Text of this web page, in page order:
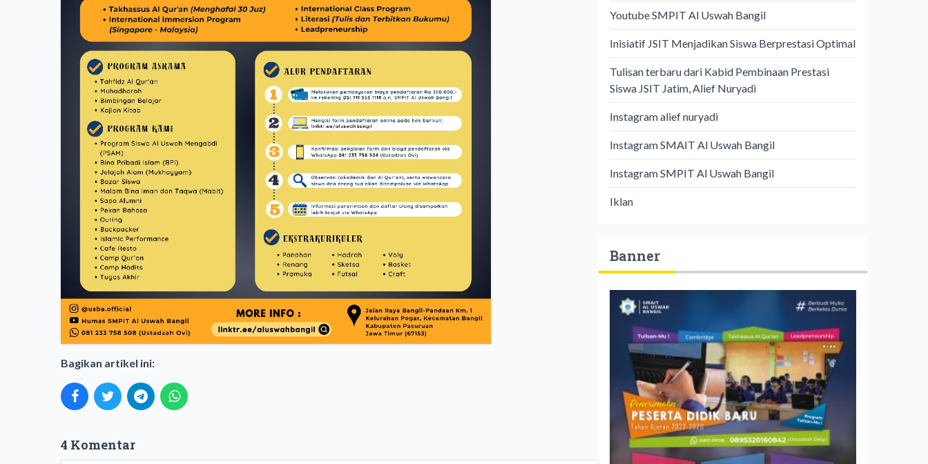
Bagikan artikel ini:
4 Komentar
Youtube SMPIT Al Uswah Bangil
Inisiatif JSIT Menjadikan Siswa Berprestasi Optimal
Tulisan terbaru dari Kabid Pembinaan Prestasi
Siswa JSIT Jatim, Alief Nuryadi
Instagram alief nuryadi
Instagram SMAIT Al Uswah Bangil
Instagram SMPIT Al Uswah Bangil
Iklan
Banner